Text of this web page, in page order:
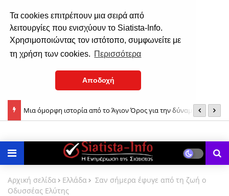
Τα cookies επιτρέπουν μια σειρά από
λειτουργίες που ενισχύουν το Siatista-Info.
Χρησιμοποιώντας τον ιστότοπο, συμφωνείτε με
τη χρήση των cookies. Περισσότερα
Αποδοχή
Παναγίας μας!
Σιάτιστα: Ο εορτασμός της Παναγίας από το 1935 έως το 1937!
Αρχική σελίδα Ελλάδα
Σαν σήμερα έφυγε από τη ζωή ο
Οδυσσέας Ελύτης